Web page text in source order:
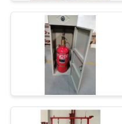
CO2
সিস্টেম